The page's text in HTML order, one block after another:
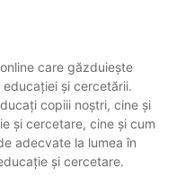
care găzduiește
și cercetării.
copiii noștri, cine și
și cercetare, cine și cum
adecvate la lumea în
și cercetare.